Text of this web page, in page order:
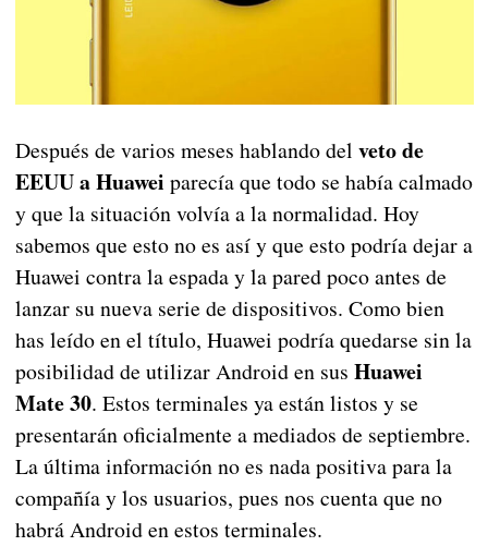
Después de varios meses hablando del veto de
EEUU a Huawei parecía que todo se había calmado
y que la situación volvía a la normalidad. Hoy
sabemos que esto no es así y que esto podría dejar a
Huawei contra la espada y la pared poco antes de
lanzar su nueva serie de dispositivos. Como bien
has leído en el título, Huawei podría quedarse sin la
posibilidad de utilizar Android en sus Huawei
Mate 30. Estos terminales ya están listos y se
presentarán oficialmente a mediados de septiembre.
La última información no es nada positiva para la
compañía y los usuarios, pues nos cuenta que no
habrá Android en estos terminales.